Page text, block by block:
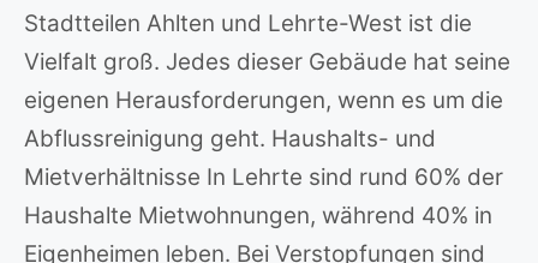
Stadtteilen Ahlten und Lehrte-West ist die
Vielfalt groß. Jedes dieser Gebäude hat seine
eigenen Herausforderungen, wenn es um die
Abflussreinigung geht. Haushalts- und
Mietverhältnisse In Lehrte sind rund 60% der
Haushalte Mietwohnungen, während 40% in
Eigenheimen leben. Bei Verstopfungen sind